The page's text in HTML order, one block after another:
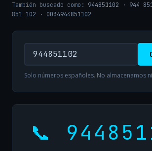
También buscado como: 944851102 · 944
851 102 · 0034944851102
Solo números españoles. No almacenamos
📞